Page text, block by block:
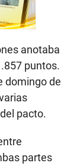
anotaba
puntos.
domingo de
pacto.
partes